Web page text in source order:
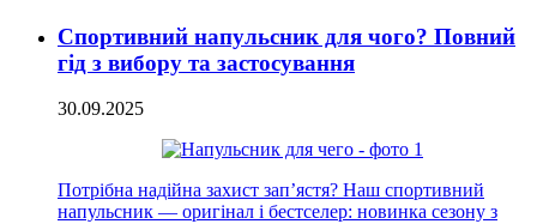
Спортивний напульсник для чого? Повний
гід з вибору та застосування
30.09.2025
Потрібна надійна захист зап’ястя? Наш спортивний
напульсник — оригінал і бестселер: новинка сезону з